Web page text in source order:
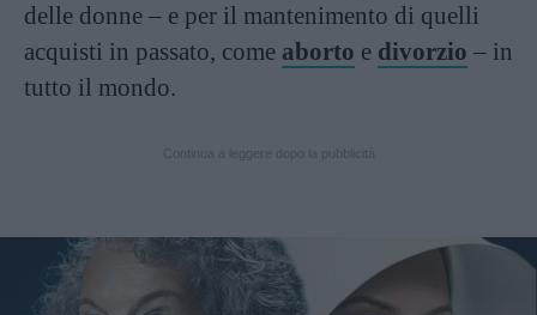
delle donne – e per il mantenimento di quelli
acquisti in passato, come aborto e divorzio – in
tutto il mondo.